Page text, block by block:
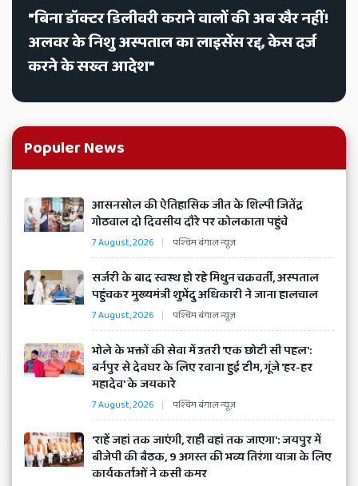
"बिना डॉक्टर डिलीवरी कराने वालों की अब खैर नहीं!
अलवर के निशु अस्पताल का लाइसेंस रद्द, केस दर्ज
करने के सख्त आदेश"
Hindi
News,
Latest
News
in
Hindi,
online
in
Populer News
​आसनसोल की ऐतिहासिक जीत के शिल्पी जितेंद्र
गोठवाल दो दिवसीय दौरे पर कोलकाता पहुंचे
7 August, 2026 पश्चिम बंगाल न्यूज़
​सर्जरी के बाद स्वस्थ हो रहे मिथुन चक्रवर्ती, अस्पताल
पहुंचकर मुख्यमंत्री शुभेंदु अधिकारी ने जाना हालचाल
7 August, 2026 पश्चिम बंगाल न्यूज़
भोले के भक्तों की सेवा में उतरी 'एक छोटी सी पहल':
बर्नपुर से देवघर के लिए रवाना हुई टीम, गूंजे 'हर-हर
महादेव' के जयकारे
7 August, 2026 पश्चिम बंगाल न्यूज़
'राहें जहां तक जाएंगी, राही वहां तक जाएगा': जयपुर में
बीजेपी की बैठक, 9 अगस्त की भव्य तिरंगा यात्रा के लिए
कार्यकर्ताओं ने कसी कमर